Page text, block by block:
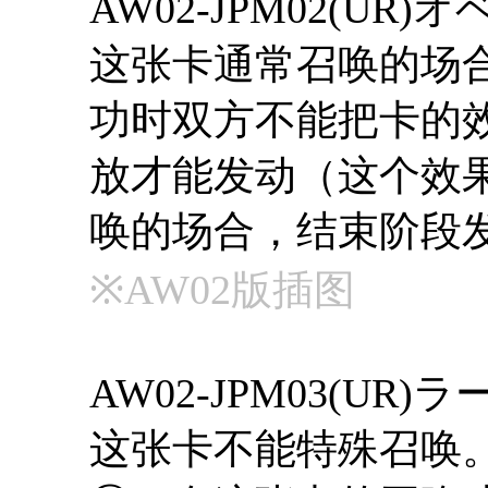
这张卡通常召唤的场
功时双方不能把卡的
放才能发动（这个效
唤的场合，结束阶段
※AW02版插图
AW02-JPM03(UR)ラ
这张卡不能特殊召唤